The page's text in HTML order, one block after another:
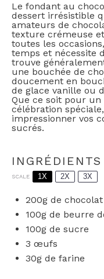
Le fondant au
dessert irrésistible
amateurs de
texture crémeuse
toutes les
temps et nécessite
trouve
une bouchée de
doucement en
de glace vanille ou
Que ce soit pour
célébration
impressionner vos
sucrés.
INGRÉDIENTS
SCALE 1X 2X 3X
200g de
100g de beurre
100g de sucre
3 œufs
30g de farine